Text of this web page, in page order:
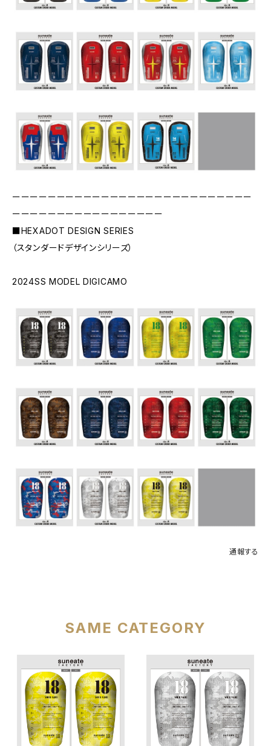
ーーーーーーーーーーーーーーーーーーーーーーーーーーー
ーーーーーーーーーーーーーーーーー
■HEXADOT DESIGN SERIES
（スタンダードデザインシリーズ）
2024SS MODEL DIGICAMO
通報する
SAME CATEGORY